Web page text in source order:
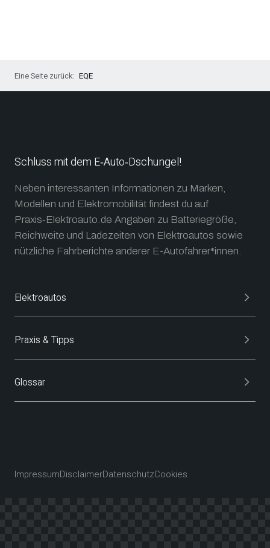
EQE
Schluss mit dem E‑Auto‑Dschungel!
Neben interessanten Informationen zu Marken,
Modellen und Elektromobilität findest du auf
Praxis‑Elektroauto.de Angaben zu Batteriegröße,
Reichweite und Ladezeiten von Elektroautos sowie
nützliche Fahrberichte anderer E-Autofahrer*innen.
Elektroautos
Praxis & Tipps
Glossar
ImpressumDisclaimerDatenschutzCookies